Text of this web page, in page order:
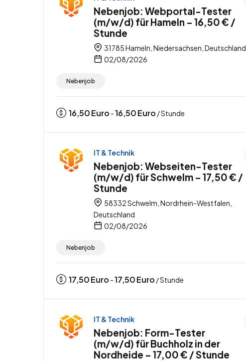
Nebenjob: Webportal-Tester
(m/w/d) für Hameln – 16,50 € /
Stunde
31785 Hameln, Niedersachsen, Deutschland
02/08/2026
Nebenjob
16,50Euro -16,50Euro / Stunde
IT & Technik
Nebenjob: Webseiten-Tester
(m/w/d) für Schwelm – 17,50 € /
Stunde
58332 Schwelm, Nordrhein-Westfalen,
Deutschland
02/08/2026
Nebenjob
17,50Euro -17,50Euro / Stunde
IT & Technik
Nebenjob: Form-Tester
(m/w/d) für Buchholz in der
Nordheide – 17,00 € / Stunde